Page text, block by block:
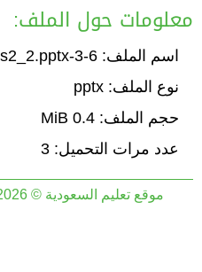
معلومات حول الملف:
اسم الملف: 6-3-Courses-alfasl-3-s2_2.pptx
نوع الملف: pptx
حجم الملف: 0.4 MiB
عدد مرات التحميل: 3
موقع تعليم السعودية © 2026 | تطوير: